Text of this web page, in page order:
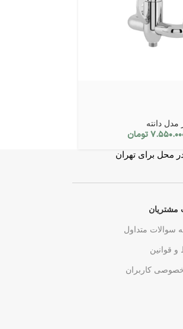
دانته
تومان
محل برای تهران
مشتریان
سوالات متداول
قوانین
کاربران